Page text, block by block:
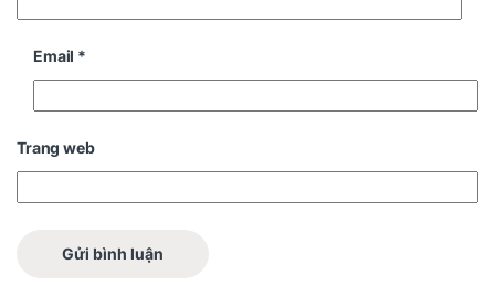
Email *
Trang web